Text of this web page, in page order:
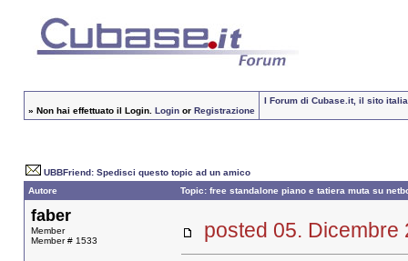
» Non hai effettuato il Login. Loginor Registrazione
I Forum di Cubase.it, il sito
UBBFriend: Spedisci questo topic ad un amico
Autore
Topic: free standalone piano e tatiera muta su
faber
Member
Member # 1533
posted 05.